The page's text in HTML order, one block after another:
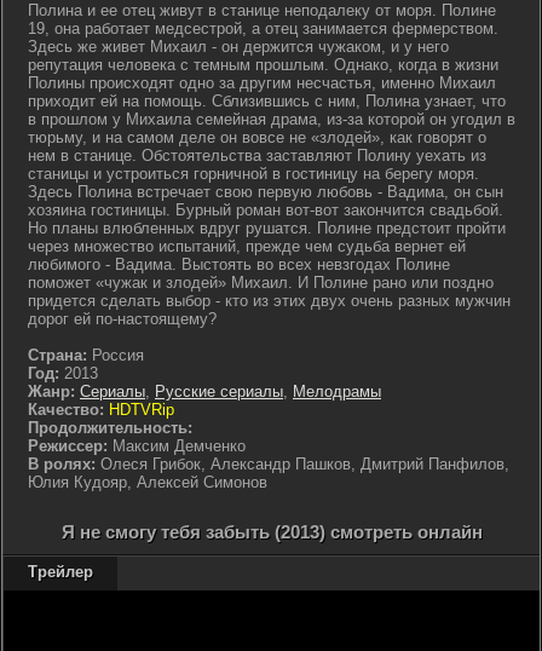
Полина и ее отец живут в станице неподалеку от моря. Полине
19, она работает медсестрой, а отец занимается фермерством.
Здесь же живет Михаил - он держится чужаком, и у него
репутация человека с темным прошлым. Однако, когда в жизни
Полины происходят одно за другим несчастья, именно Михаил
приходит ей на помощь. Сблизившись с ним, Полина узнает, что
в прошлом у Михаила семейная драма, из-за которой он угодил в
тюрьму, и на самом деле он вовсе не «злодей», как говорят о
нем в станице. Обстоятельства заставляют Полину уехать из
станицы и устроиться горничной в гостиницу на берегу моря.
Здесь Полина встречает свою первую любовь - Вадима, он сын
хозяина гостиницы. Бурный роман вот-вот закончится свадьбой.
Но планы влюбленных вдруг рушатся. Полине предстоит пройти
через множество испытаний, прежде чем судьба вернет ей
любимого - Вадима. Выстоять во всех невзгодах Полине
поможет «чужак и злодей» Михаил. И Полине рано или поздно
придется сделать выбор - кто из этих двух очень разных мужчин
дорог ей по-настоящему?
Страна: Россия
Год: 2013
Жанр: Сериалы, Русские сериалы, Мелодрамы
Качество: HDTVRip
Продолжительность:
Режиссер: Максим Демченко
В ролях: Олеся Грибок, Александр Пашков, Дмитрий Панфилов,
Юлия Кудояр, Алексей Симонов
Я не смогу тебя забыть (2013) смотреть онлайн
Трейлер